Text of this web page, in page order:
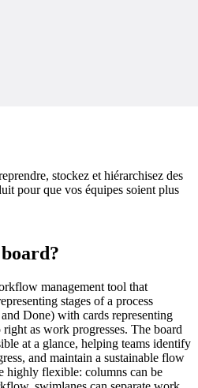
stockez et hiérarchisez des
pour que vos équipes soient plus
management tool that
stages of a process
Done) with cards representing
as work progresses. The board
at a glance, helping teams identify
and maintain a sustainable flow
highly flexible: columns can be